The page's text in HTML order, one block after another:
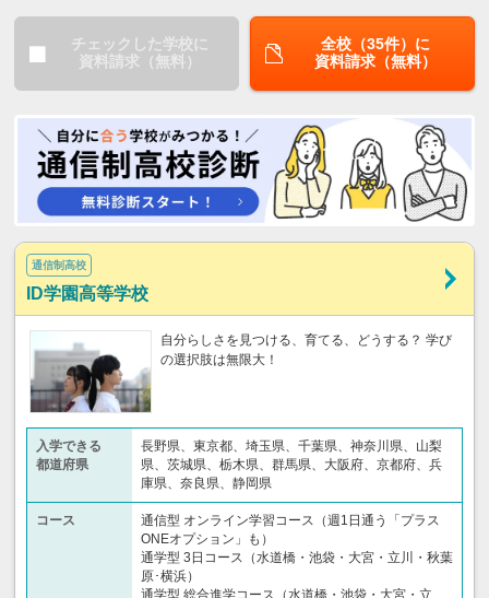
チェックした学校に
資料請求（無料）
全校（35件）に
資料請求（無料）
通信制高校
ID学園高等学校
自分らしさを見つける、育てる、どうする？ 学び
の選択肢は無限大！
入学できる
都道府県
長野県、東京都、埼玉県、千葉県、神奈川県、山梨
県、茨城県、栃木県、群馬県、大阪府、京都府、兵
庫県、奈良県、静岡県
コース
通信型 オンライン学習コース（週1日通う「プラス
ONEオプション」も）
通学型 3日コース（水道橋・池袋・大宮・立川・秋葉
原･横浜）
通学型 総合進学コース（水道橋・池袋・大宮・立